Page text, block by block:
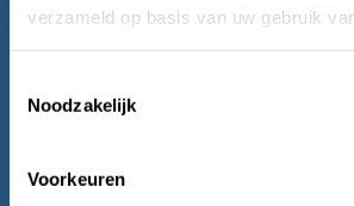
verzameld op basis van uw gebruik
Noodzakelijk
Voorkeuren